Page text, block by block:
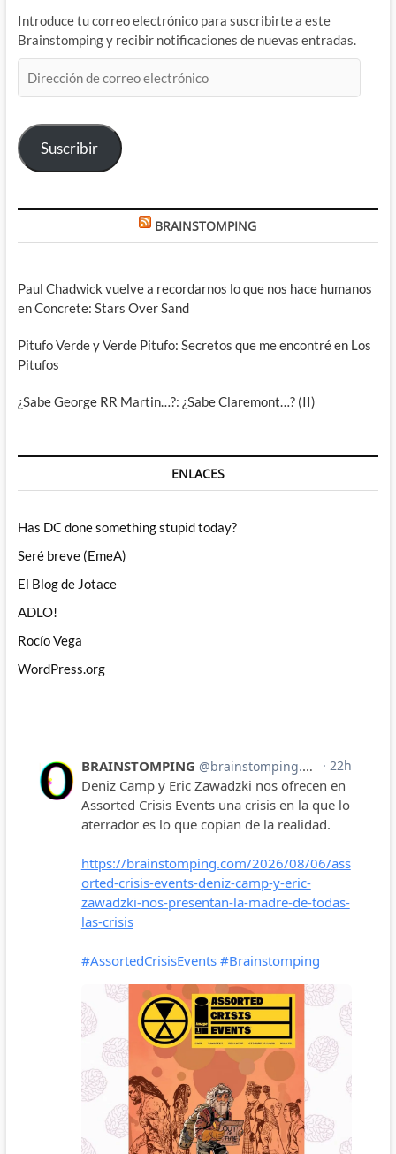
Introduce tu correo electrónico para suscribirte a este
Brainstomping y recibir notificaciones de nuevas entradas.
de
electrónico
Suscribir
BRAINSTOMPING
Paul Chadwick vuelve a recordarnos lo que nos hace humanos
en Concrete: Stars Over Sand
Pitufo Verde y Verde Pitufo: Secretos que me encontré en Los
Pitufos
¿Sabe George RR Martin…?: ¿Sabe Claremont…? (II)
ENLACES
Has DC done something stupid today?
Seré breve (EmeA)
El Blog de Jotace
ADLO!
Rocío Vega
WordPress.org